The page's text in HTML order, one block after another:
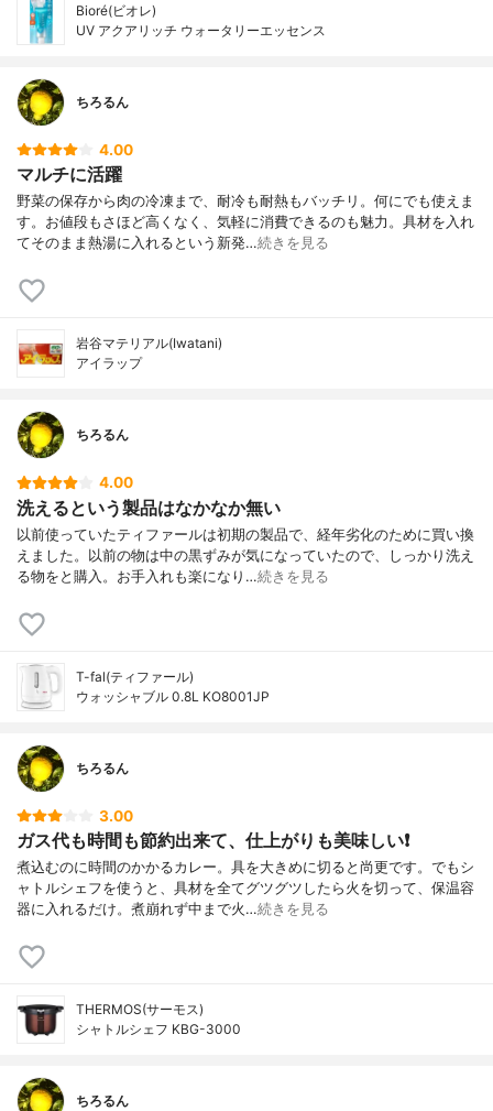
Bioré(ビオレ)
UV アクアリッチ ウォータリーエッセンス
ちろるん
4.00
マルチに活躍
野菜の保存から肉の冷凍まで、耐冷も耐熱もバッチリ。何にでも使えま
す。お値段もさほど高くなく、気軽に消費できるのも魅力。具材を入れ
てそのまま熱湯に入れるという新発…続きを見る
岩谷マテリアル(Iwatani)
アイラップ
ちろるん
4.00
洗えるという製品はなかなか無い
以前使っていたティファールは初期の製品で、経年劣化のために買い換
えました。以前の物は中の黒ずみが気になっていたので、しっかり洗え
る物をと購入。お手入れも楽になり…続きを見る
T-fal(ティファール)
ウォッシャブル 0.8L KO8001JP
ちろるん
3.00
ガス代も時間も節約出来て、仕上がりも美味しい❗️
煮込むのに時間のかかるカレー。具を大きめに切ると尚更です。でもシ
ャトルシェフを使うと、具材を全てグツグツしたら火を切って、保温容
器に入れるだけ。煮崩れず中まで火…続きを見る
THERMOS(サーモス)
シャトルシェフ KBG-3000
ちろるん